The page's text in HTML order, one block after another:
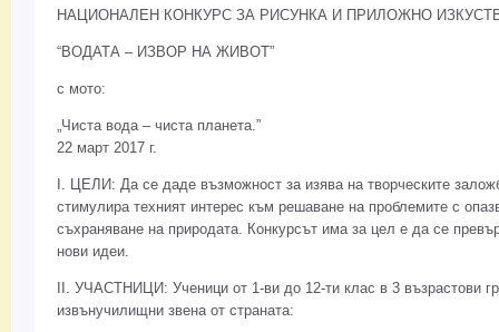
НАЦИОНАЛЕН КОНКУРС ЗА РИСУНКА И ПРИЛОЖНО
“ВОДАТА – ИЗВОР НА ЖИВОТ”
с мото:
„Чиста вода – чиста планета.”
22 март 2017 г.
І. ЦЕЛИ: Да се даде възможност за изява на творческите
стимулира техният интерес към решаване на проблемите с
съхраняване на природата. Конкурсът има за цел е да се
нови идеи.
ІІ. УЧАСТНИЦИ: Ученици от 1-ви до 12-ти клас в 3 възрастови
извънучилищни звена от страната: